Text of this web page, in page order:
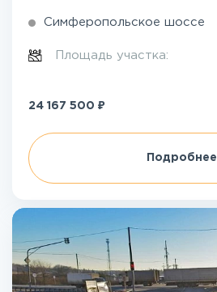
Симферопольское шоссе
Площадь участка:
24 167 500 ₽
Подробнее